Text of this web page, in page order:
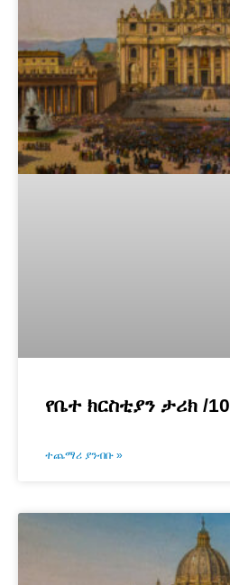
የቤተ ክርስቲያን ታሪክ /10
ተጨማሪ ያንብቡ »